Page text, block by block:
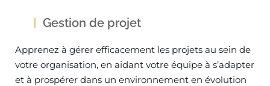
Gestion de projet
Apprenez à gérer efficacement les projets au sein de
votre organisation, en aidant votre équipe à s’adapter
et à prospérer dans un environnement en évolution